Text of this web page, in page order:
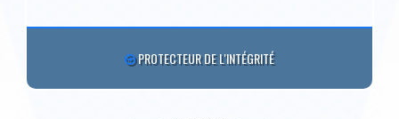
PROTECTEUR DE L'INTÉGRITÉ